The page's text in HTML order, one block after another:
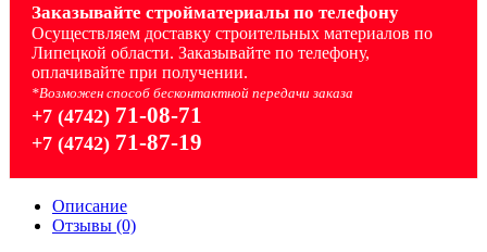
Заказывайте стройматериалы по телефону
Осуществляем доставку строительных материалов по
Липецкой области. Заказывайте по телефону,
оплачивайте при получении.
*Возможен способ бесконтактной передачи заказа
+7 (4742) 71-08-71
+7 (4742) 71-87-19
Описание
Отзывы (0)